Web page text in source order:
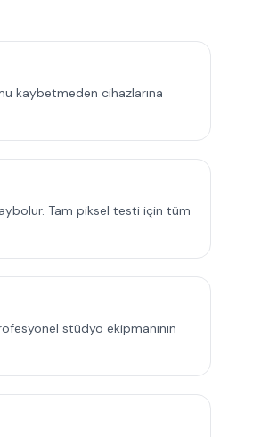
kaybetmeden cihazlarına
Tam piksel testi için tüm
stüdyo ekipmanının